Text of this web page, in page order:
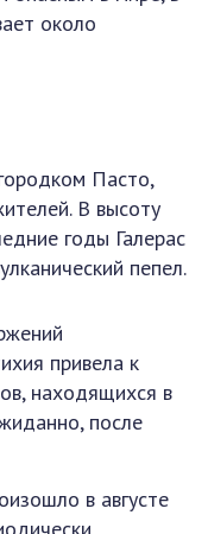
около
Пасто,
В высоту
годы Галерас
пепел.
привела к
находящихся в
после
в августе